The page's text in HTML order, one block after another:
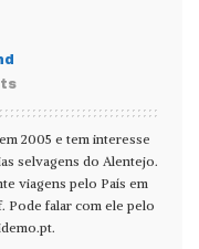
2005 e tem interesse
selvagens do Alentejo.
viagens pelo País em
Pode falar com ele pelo
.